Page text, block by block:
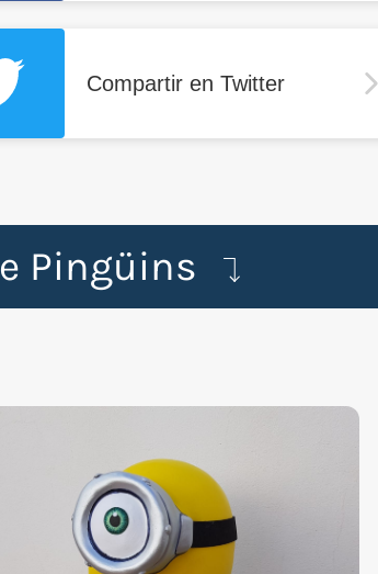
Compartir en Twitter
Pingüins